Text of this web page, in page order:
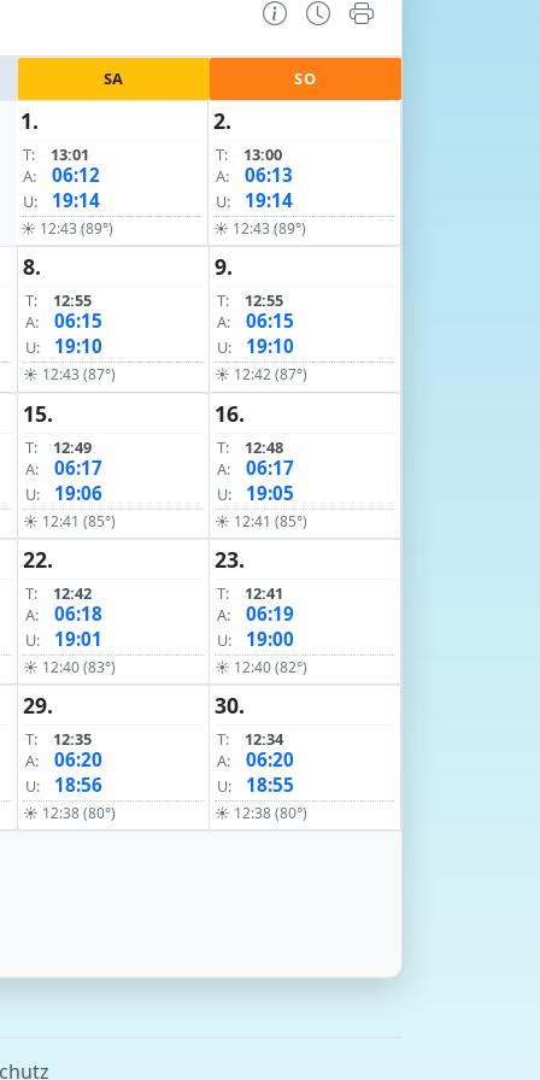
SA SO
1.
T:
13:01
A:
06:12
U: 19:14
☀ 12:43 (89°)
2.
T:
13:00
A:
06:13
U: 19:14
☀ 12:43 (89°)
8.
T:
12:55
A:
06:15
U: 19:10
☀ 12:43 (87°)
9.
T:
12:55
A:
06:15
U: 19:10
☀ 12:42 (87°)
15.
T:
12:49
A:
06:17
U: 19:06
☀ 12:41 (85°)
16.
T:
12:48
A:
06:17
U: 19:05
☀ 12:41 (85°)
22.
T:
12:42
A:
06:18
U: 19:01
☀ 12:40 (83°)
23.
T:
12:41
A:
06:19
U: 19:00
☀ 12:40 (82°)
29.
T:
12:35
A:
06:20
U: 18:56
☀ 12:38 (80°)
30.
T:
12:34
A:
06:20
U: 18:55
☀ 12:38 (80°)